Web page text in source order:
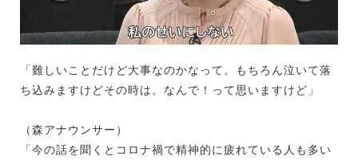
「難しいことだけど大事なのかなって。もちろん泣いて落
ち込みますけどその時は。なんで！って思いますけど」
（森アナウンサー）
「今の話を聞くとコロナ禍で精神的に疲れている人も多い